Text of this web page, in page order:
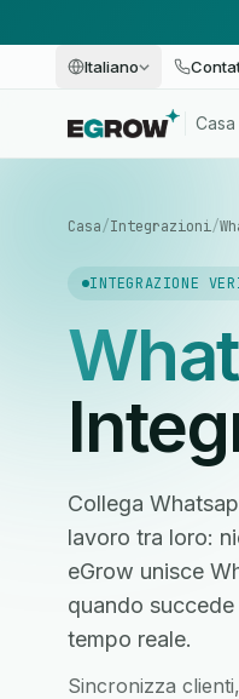
Italiano
Casa
Casa/Integrazioni/
INTEGRAZIONE
Collega
lavoro tra loro:
eGrow unisce
quando
tempo reale.
Sincronizza